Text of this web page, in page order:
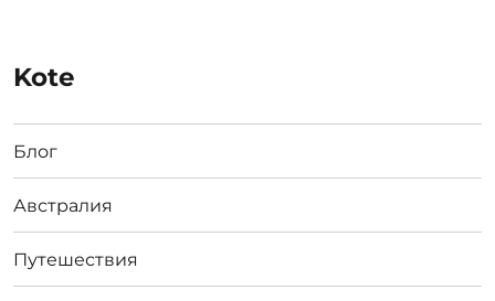
Kote
Блог
Австралия
Путешествия